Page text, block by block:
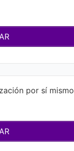
por sí mismo